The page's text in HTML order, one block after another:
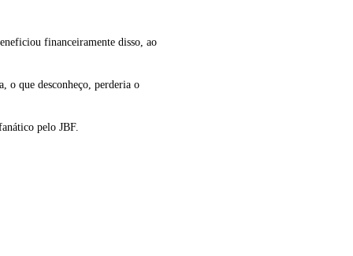
financeiramente disso, ao
o que desconheço, perderia o
pelo JBF.